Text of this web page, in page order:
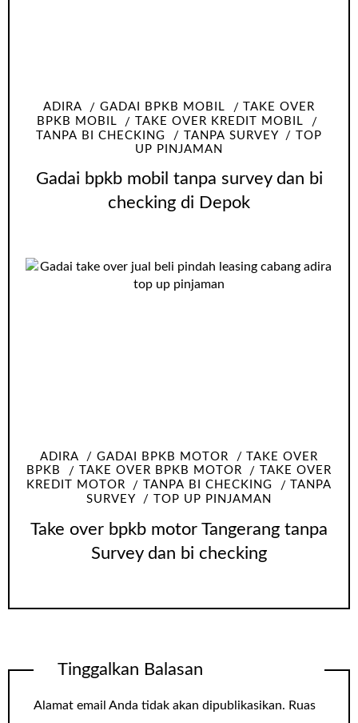
ADIRA GADAI BPKB MOBIL
TAKE OVER
BPKB MOBIL
TAKE OVER KREDIT MOBIL
TANPA BI CHECKING
TANPA SURVEY
TOP
UP PINJAMAN
Gadai bpkb mobil tanpa survey dan bi
checking di Depok
ADIRA GADAI BPKB MOTOR
TAKE OVER
BPKB
TAKE OVER BPKB MOTOR
TAKE OVER
KREDIT MOTOR
TANPA BI CHECKING
TANPA
SURVEY
TOP UP PINJAMAN
Take over bpkb motor Tangerang tanpa
Survey dan bi checking
Tinggalkan Balasan
Alamat email Anda tidak akan dipublikasikan. Ruas